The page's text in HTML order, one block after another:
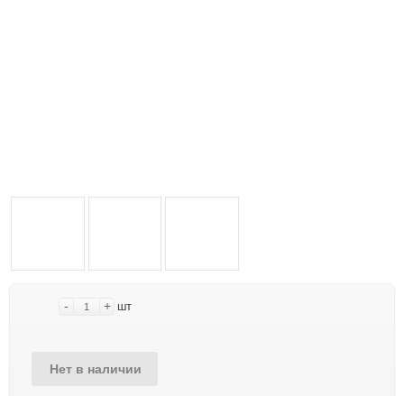
- + шт
Нет в наличии